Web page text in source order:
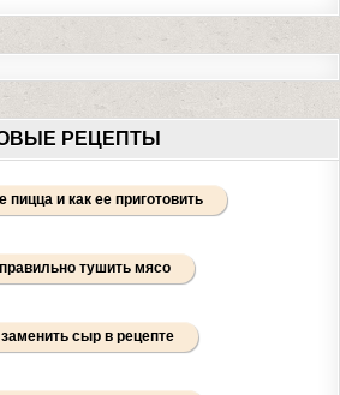
РЕЦЕПТЫ
пицца и как ее приготовить
тушить мясо
сыр в рецепте